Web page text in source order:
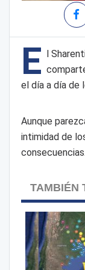
E l
el día a día de
Aunque
intimidad de
consecuencias.
TAMBIÉN